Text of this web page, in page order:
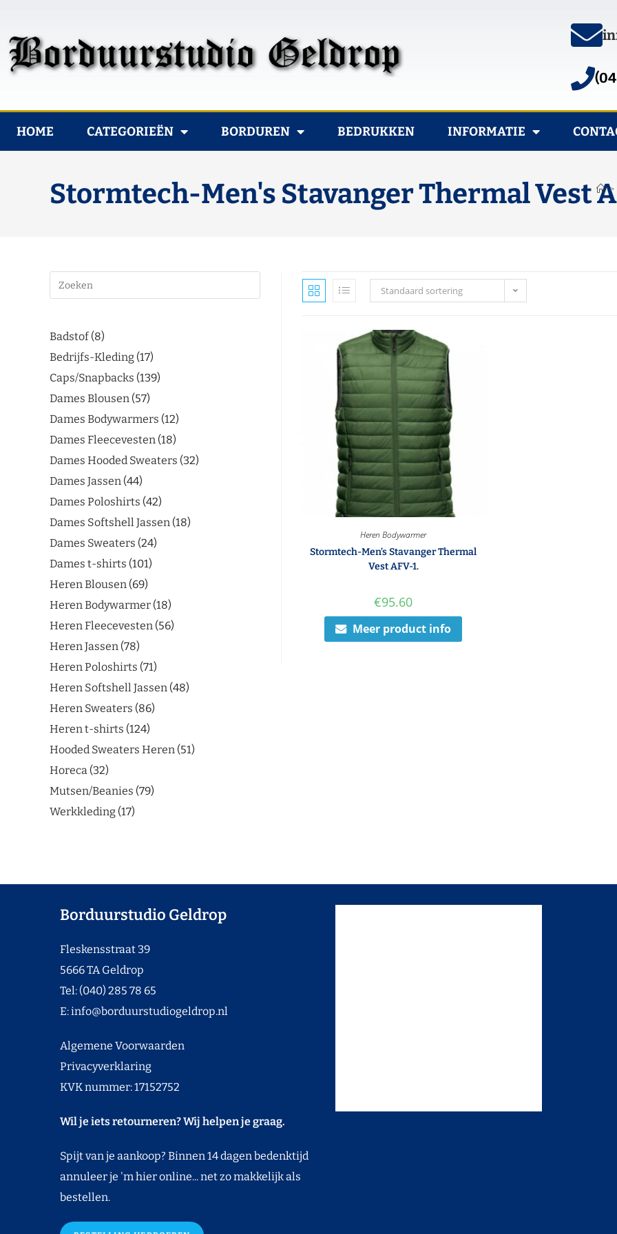
HOME CATEGORIEËN BORDUREN BEDRUKKEN INFORMATIE
Stormtech-Men's Stavanger Thermal Vest >
Standaard sortering
Heren Bodywarmer
Stormtech-Men’s Stavanger Thermal
Vest AFV-1.
€95.60
Meer product info
Badstof 8
Bedrijfs-Kleding 17
Caps/Snapbacks 139
Dames Blousen 57
Dames Bodywarmers 12
Dames Fleecevesten 18
Dames Hooded Sweaters 32
Dames Jassen 44
Dames Poloshirts 42
Dames Softshell Jassen 18
Dames Sweaters 24
Dames t-shirts 101
Heren Blousen 69
Heren Bodywarmer 18
Heren Fleecevesten 56
Heren Jassen 78
Heren Poloshirts 71
Heren Softshell Jassen 48
Heren Sweaters 86
Heren t-shirts 124
Hooded Sweaters Heren 51
Horeca 32
Mutsen/Beanies 79
Werkkleding 17
Borduurstudio Geldrop
Fleskensstraat 39
5666 TA Geldrop
Tel: (040) 285 78 65
E:info@borduurstudiogeldrop.nl
Algemene Voorwaarden
Privacyverklaring
KVK nummer: 17152752
Wil je iets retourneren? Wij helpen je graag.
Spijt van je aankoop? Binnen 14 dagen bedenktijd
annuleer je 'm hier online... net zo makkelijk als
bestellen.